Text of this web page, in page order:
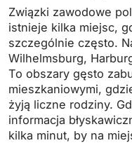
Związki zawodowe
istnieje kilka miejsc,
szczególnie często.
Wilhelmsburg,
To obszary gęsto
mieszkaniowymi,
żyją liczne rodziny.
informacja
kilka minut, by na